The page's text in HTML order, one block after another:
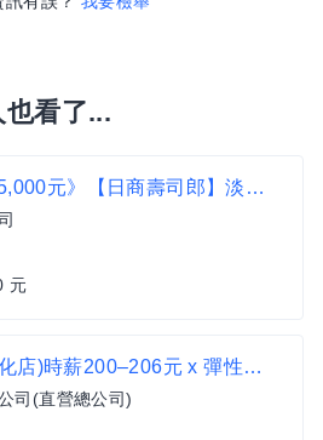
看了...
《月薪43,000元至45,000元》【日商壽司郎】淡水新市店-正職人員★歡迎二度就業、無經驗者★
元
Q BURGER(台中文化店)時薪200–206元 x 彈性排班 x 雙週發薪快又讚
司(直營總公司)